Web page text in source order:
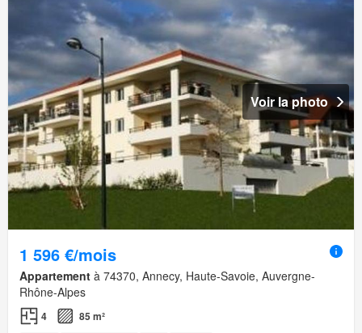
Voir la photo
1 596 €/mois
Appartement à 74370, Annecy, Haute-Savoie, Auvergne-
Rhône-Alpes
4 85 m²